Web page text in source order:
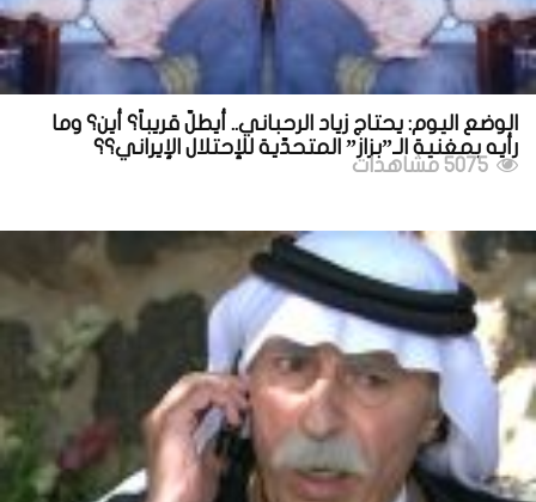
الوضع اليوم: يحتاج زياد الرحباني.. أيطلّ قريباً؟ أين؟ وما
رأيه بمغنية الـ”بزاز” المتحدّية للإحتلال الإيراني؟؟